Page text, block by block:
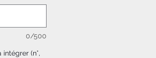
0/500
(n°,